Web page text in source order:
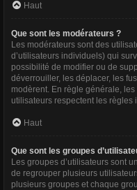
Haut
Que sont les modérateurs ?
Les modérateurs sont des
d’utilisateurs individuels) qui
possibilité de modifier ou de
déverrouiller, les déplacer, les
modèrent. En règle générale,
utilisateurs respectent les règles
Haut
Que sont les groupes
Les groupes d’utilisateurs sont
de regrouper plusieurs
plusieurs groupes et chaque